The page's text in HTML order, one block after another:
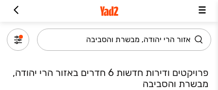
פרויקטים ודירות חדשות 6 חדרים באזור הרי יהודה,
מבשרת והסביבה